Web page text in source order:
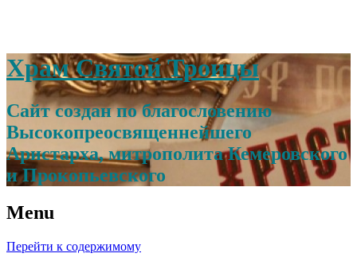
Храм Святой Троицы
Сайт создан по благословению
Высокопреосвященнейшего
Аристарха, митрополита Кемеровского
и Прокопьевского
Menu
Перейти к содержимому